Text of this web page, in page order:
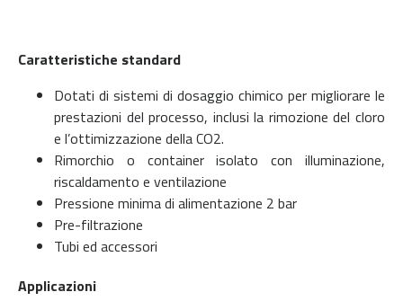
Caratteristiche standard
Dotati di sistemi di dosaggio chimico per migliorare le
prestazioni del processo, inclusi la rimozione del cloro
e l’ottimizzazione della CO2.
Rimorchio o container isolato con illuminazione,
riscaldamento e ventilazione
Pressione minima di alimentazione 2 bar
Pre-filtrazione
Tubi ed accessori
Applicazioni